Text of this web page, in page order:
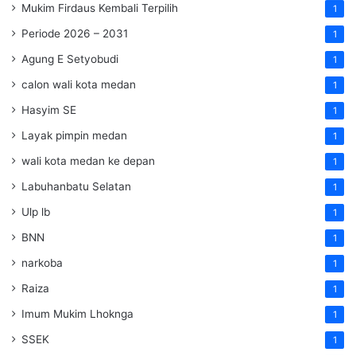
Mukim Firdaus Kembali Terpilih 1
Periode 2026 – 2031 1
Agung E Setyobudi 1
calon wali kota medan 1
Hasyim SE 1
Layak pimpin medan 1
wali kota medan ke depan 1
Labuhanbatu Selatan 1
Ulp lb 1
BNN 1
narkoba 1
Raiza 1
Imum Mukim Lhoknga 1
SSEK 1